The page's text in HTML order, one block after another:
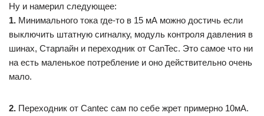
Ну и намерил следующее:
1. Минимального тока где-то в 15 мА можно достичь если
выключить штатную сигналку, модуль контроля давления в
шинах, Старлайн и переходник от CanTec. Это самое что ни
на есть маленькое потребление и оно действительно очень
мало.
2. Переходник от Cantec сам по себе жрет примерно 10мА.